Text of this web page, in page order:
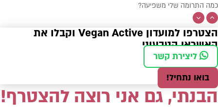
כמה התרומה שלי משפיעה?
הצטרפו למועדון Vegan Active וקבלו את
האשראי הטבעוני
ליצירת קשר
בואו נתחיל!
הבנתי, גם אני רוצה להצטרף!